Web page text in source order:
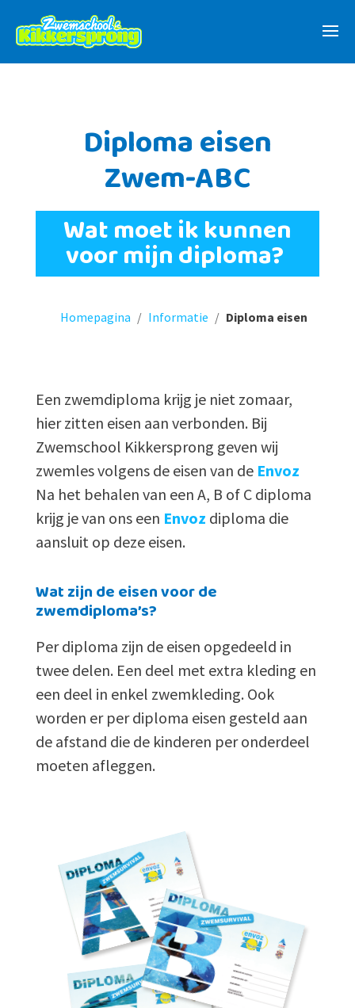
Diploma eisen
Zwem-ABC
Wat moet ik kunnen
voor mijn diploma?
Homepagina / Informatie / Diploma eisen
Een zwemdiploma krijg je niet zomaar,
hier zitten eisen aan verbonden. Bij
Zwemschool Kikkersprong geven wij
zwemles volgens de eisen van de Envoz
Na het behalen van een A, B of C diploma
krijg je van ons een Envoz diploma die
aansluit op deze eisen.
Wat zijn de eisen voor de
zwemdiploma’s?
Per diploma zijn de eisen opgedeeld in
twee delen. Een deel met extra kleding en
een deel in enkel zwemkleding. Ook
worden er per diploma eisen gesteld aan
de afstand die de kinderen per onderdeel
moeten afleggen.